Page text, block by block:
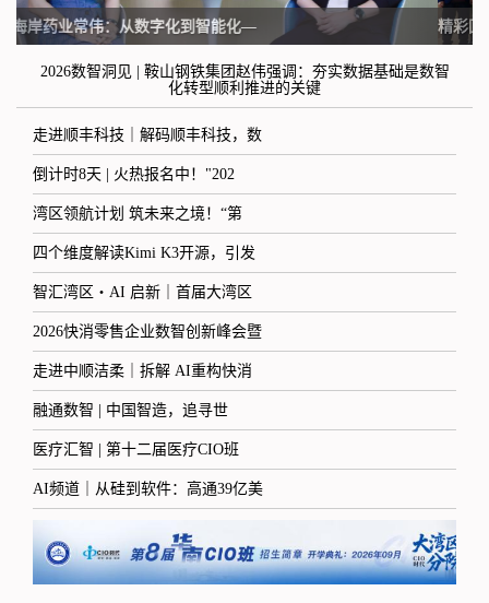
精彩回顾 | 智改数转聚合力 行业赋能
2026数智洞见 | 鞍山钢铁集团赵伟强调：夯实数据基础是数智
化转型顺利推进的关键
走进顺丰科技｜解码顺丰科技，数
倒计时8天 | 火热报名中！"202
湾区领航计划 筑未来之境！“第
四个维度解读Kimi K3开源，引发
智汇湾区・AI 启新｜首届大湾区
2026快消零售企业数智创新峰会暨
走进中顺洁柔｜拆解 AI重构快消
融通数智 | 中国智造，追寻世
医疗汇智 | 第十二届医疗CIO班
AI频道｜从硅到软件：高通39亿美